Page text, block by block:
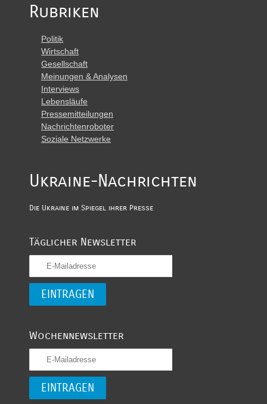
Rubriken
Politik
Wirtschaft
Gesellschaft
Meinungen & Analysen
Interviews
Lebensläufe
Pressemitteilungen
Nachrichtenroboter
Soziale Netzwerke
Ukraine-Nachrichten
Die Ukraine im Spiegel ihrer Presse
Täglicher Newsletter
Wochennewsletter